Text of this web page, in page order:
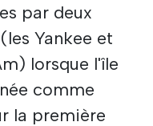
par deux
Yankee et
lorsque l'île
comme
la première